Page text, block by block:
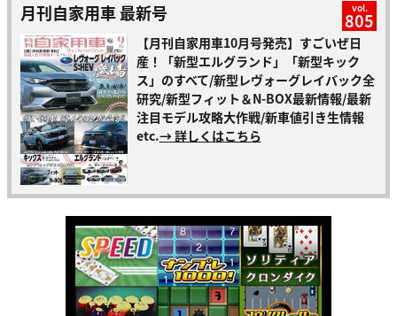
月刊自家用車 最新号 vol.
805
【月刊自家用車10月号発売】すごいぜ日
産！「新型エルグランド」「新型キック
ス」のすべて/新型レヴォーグレイバック全
研究/新型フィット＆N-BOX最新情報/最新
注目モデル攻略大作戦/新車値引き生情報
etc.→ 詳しくはこちら